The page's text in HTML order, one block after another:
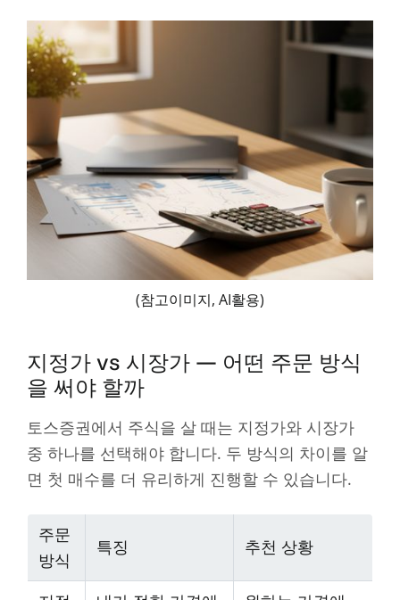
(참고이미지, AI활용)
지정가 vs 시장가 — 어떤 주문 방식
을 써야 할까
토스증권에서 주식을 살 때는 지정가와 시장가
중 하나를 선택해야 합니다. 두 방식의 차이를 알
면 첫 매수를 더 유리하게 진행할 수 있습니다.
주문
방식
특징 추천 상황